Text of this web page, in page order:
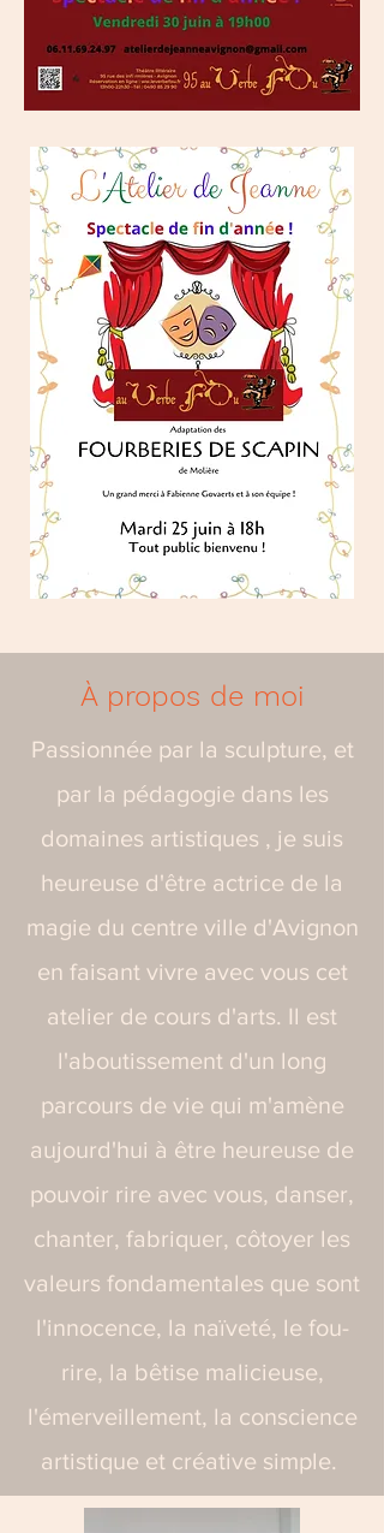
À propos de moi
Passionnée par la sculpture, et
par la pédagogie dans les
domaines artistiques , je suis
heureuse d'être actrice de la
magie du centre ville d'Avignon
en faisant vivre avec vous cet
atelier de cours d'arts. Il est
l'aboutissement d'un long
parcours de vie qui m'amène
aujourd'hui à être heureuse de
pouvoir rire avec vous, danser,
chanter, fabriquer, côtoyer les
valeurs fondamentales que sont
l'innocence, la naïveté, le fou-
rire, la bêtise malicieuse,
l'émerveillement, la conscience
artistique et créative simple.